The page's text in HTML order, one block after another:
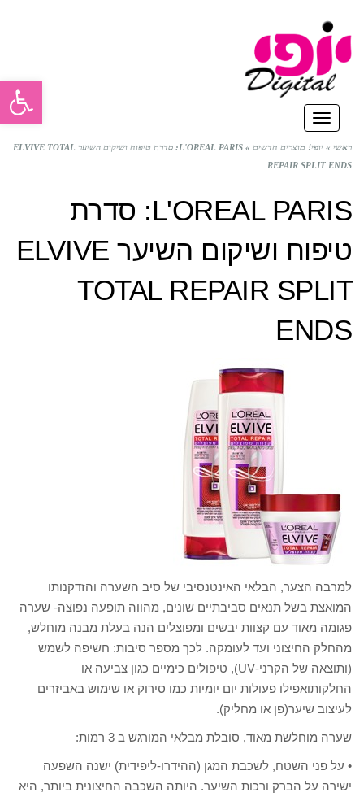
תפריט
ראשי » יופי! מוצרים חדשים »
L'OREAL PARIS: סדרת טיפוח ושיקום השיער ELVIVE TOTAL
REPAIR SPLIT ENDS
L'OREAL PARIS: סדרת
טיפוח ושיקום השיער ELVIVE
TOTAL REPAIR SPLIT
ENDS
למרבה הצער, הבלאי האינטנסיבי של סיב השערה והזדקנותו
המואצת בשל תנאים סביבתיים שונים, מהווה תופעה נפוצה- שערה
פגומה מאוד עם קצוות יבשים ומפוצלים הנה בעלת מבנה מוחלש,
מהחלק החיצוני ועד לעומקה. לכך מספר סיבות: חשיפה לשמש
(ותוצאה של הקרני-UV), טיפולים כימיים כגון צביעה או
החלקותואפילו פעולות יום יומיות כמו סירוק או שימוש באביזרים
לעיצוב שיער(פן או מחליק).
שערה מוחלשת מאוד, סובלת מבלאי המורגש ב 3 רמות:
• על פני השטח, לשכבת המגן (ההידרו-ליפידית) ישנה השפעה
ישירה על הברק ורכות השיער. היותה השכבה החיצונית ביותר, היא
פתח